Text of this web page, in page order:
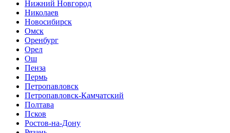
Нижний Новгород
Николаев
Новосибирск
Омск
Оренбург
Орел
Ош
Пенза
Пермь
Петропавловск
Петропавловск-Камчатский
Полтава
Псков
Ростов-на-Дону